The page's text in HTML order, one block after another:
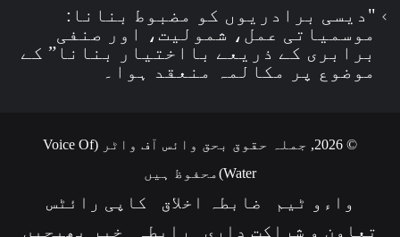
"دیسی برادریوں کو مضبوط بنانا:
موسمیاتی عمل، شمولیت، اور صنفی
برابری کے ذریعے بااختیار بنانا” کے
موضوع پر مکالمہ منعقد ہوا۔
© 2026, جملہ حقوق بحق وائس آف واٹر (Voice Of
Water)محفوظ ہیں
واءو ٹیم ضابطہ اخلاق
کاپی رائٹس
تعاون و شراکت داری
رابطہ خبر بھیجیں